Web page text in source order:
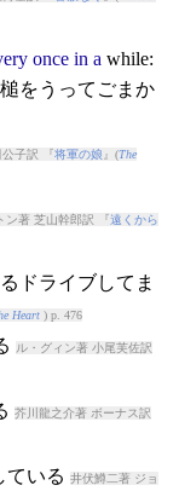
once in a while:
をうってごまか
子訳 『将軍の娘 』(The
ン著 芝山幹郎訳 『遠くから
ドライブしてま
Heart) p. 476
ル・グィン著 小尾芙佐訳
芥川龍之介著 ボーナス訳
ている 井伏鱒二著 ジョ